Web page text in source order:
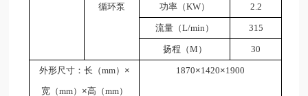
循环泵 功率（KW） 2.2
流量（L/min） 315
扬程（M） 30
外形尺寸：长（mm） ×
宽（mm） ×高（mm）
1870×1420×1900